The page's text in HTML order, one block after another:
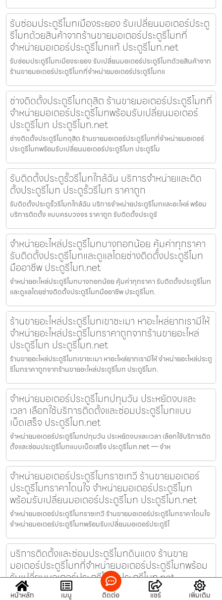
รับซ่อมประตูรีโมทเมืองระยอง รับเปลี่ยนมอเตอร์ประตู
รีโมทด้วยสินค้าจากร้านขายมอเตอร์ประตูรีโมทที่
จำหน่ายมอเตอร์ประตูรีโมทแท้ ประตูรีโมท.net
รับซ่อมประตูรีโมทเมืองระยอง รับเปลี่ยนมอเตอร์ประตูรีโมทด้วยสินค้าจาก
ร้านขายมอเตอร์ประตูรีโมทที่จำหน่ายมอเตอร์ประตูรีโมทแ
ช่างติดตั้งประตูรีโมทดุสิต ร้านขายมอเตอร์ประตูรีโมทที่
จำหน่ายมอเตอร์ประตูรีโมทพร้อมรับเปลี่ยนมอเตอร์
ประตูรีโมท ประตูรีโมท.net
ช่างติดตั้งประตูรีโมทดุสิต ร้านขายมอเตอร์ประตูรีโมทที่จำหน่ายมอเตอร์
ประตูรีโมทพร้อมรับเปลี่ยนมอเตอร์ประตูรีโมท ประตูรีโม
รับติดตั้งประตูรั้วรีโมทใกล้ฉัน บริการจำหน่ายและติด
ตั้งประตูรีโมท ประตูรั้วรีโมท ราคาถูก
รับติดตั้งประตูรั้วรีโมทใกล้ฉัน บริการจำหน่ายประตูรีโมทและอะไหล่ พร้อม
บริการติดตั้ง แบบครบวงจร ราคาถูก รับติดตั้งประตูรั
จำหน่ายอะไหล่ประตูรีโมทบางกอกน้อย คุ้มค่าทุกราคา
รับติดตั้งประตูรีโมทและดูแลโดยช่างติดตั้งประตูรีโมท
มืออาชีพ ประตูรีโมท.net
จำหน่ายอะไหล่ประตูรีโมทบางกอกน้อย คุ้มค่าทุกราคา รับติดตั้งประตูรีโมท
และดูแลโดยช่างติดตั้งประตูรีโมทมืออาชีพ ประตูรีโมท.
ร้านขายอะไหล่ประตูรีโมทเขาชะเมา หาอะไหล่ยากเรามีให้
จำหน่ายอะไหล่ประตูรีโมทราคาถูกจากร้านขายอะไหล่
ประตูรีโมท ประตูรีโมท.net
ร้านขายอะไหล่ประตูรีโมทเขาชะเมา หาอะไหล่ยากเรามีให้ จำหน่ายอะไหล่ประตู
รีโมทราคาถูกจากร้านขายอะไหล่ประตูรีโมท ประตูรีโมท.
จำหน่ายมอเตอร์ประตูรีโมทปทุมวัน ประหยัดงบและ
เวลา เลือกใช้บริการติดตั้งและซ่อมประตูรีโมทแบบ
เบ็ดเสร็จ ประตูรีโมท.net
จำหน่ายมอเตอร์ประตูรีโมทปทุมวัน ประหยัดงบและเวลา เลือกใช้บริการติด
ตั้งและซ่อมประตูรีโมทแบบเบ็ดเสร็จ ประตูรีโมท.net — จำห
จำหน่ายมอเตอร์ประตูรีโมทราชเทวี ร้านขายมอเตอร์
ประตูรีโมทราคาโดนใจ จำหน่ายมอเตอร์ประตูรีโมท
พร้อมรับเปลี่ยนมอเตอร์ประตูรีโมท ประตูรีโมท.net
จำหน่ายมอเตอร์ประตูรีโมทราชเทวี ร้านขายมอเตอร์ประตูรีโมทราคาโดนใจ
จำหน่ายมอเตอร์ประตูรีโมทพร้อมรับเปลี่ยนมอเตอร์ประตูรีโ
บริการติดตั้งและซ่อมประตูรีโมทดินแดง ร้านขาย
มอเตอร์ประตูรีโมทที่จำหน่ายมอเตอร์ประตูรีโมทพร้อม
รับเปลี่ยนมอเตอร์ประตูรีโมท ประตูรีโมท.net
บริการติดตั้งและซ่อมประตูรีโมทดินแดง ร้านขายมอเตอร์ประตูรีโมทที่
หน้าหลัก เมนู ติดต่อ แชร์ เพิ่มเติม